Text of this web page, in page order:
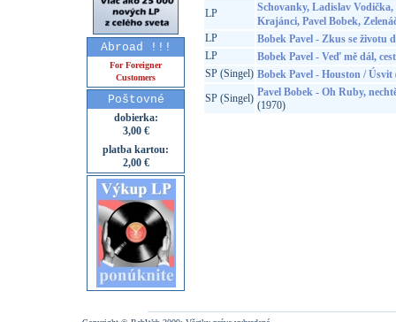
Abroad !!!
For Foreigner
Customers
Poštovné
dobierka:
3,00 €
platba kartou:
2,00 €
LP
Schovanky, Ladislav
Krajánci, Pavel Bobek,
LP
Bobek Pavel - Zkus se životu
LP
Bobek Pavel - Veď mě dál,
SP (Singel) Bobek Pavel - Houston / Úsvit
SP (Singel) Pavel Bobek - Oh Ruby,
(1970)